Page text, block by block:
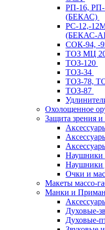
РП-16, РП-
(БЕКАС)
РС-12,-
(БЕКАС-
СОК-94, -
ТОЗ МЦ
ТОЗ-120
ТОЗ-34
ТОЗ-78,
ТОЗ-87
Охолощенное
Защита зрения и
Наушники
Наушники
Очки и
Макеты массо-
Манки и
Духовые-
Духовые-